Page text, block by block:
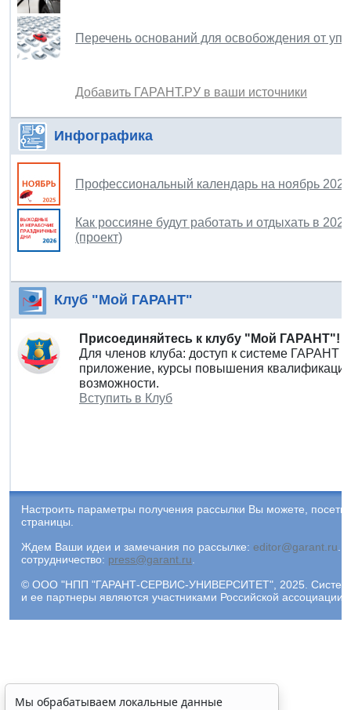
Перечень оснований для освобождения от
Добавить ГАРАНТ.РУ в ваши источники
Инфографика
Профессиональный календарь на ноябрь
Как россияне будут работать и отдыхать в
(проект)
Клуб "Мой ГАРАНТ"
Присоединяйтесь к клубу "Мой ГАРАНТ"!
Для членов клуба: доступ к системе ГАРАНТ
приложение, курсы повышения
возможности.
Вступить в Клуб
Настроить параметры получения рассылки Вы можете,
страницы.
Ждем Ваши идеи и замечания по рассылке: editor@garant.ru.
сотрудничество: press@garant.ru.
© ООО "НПП "ГАРАНТ-СЕРВИС-УНИВЕРСИТЕТ", 2025. Система
и ее партнеры являются участниками Российской
Мы обрабатываем локальные данные